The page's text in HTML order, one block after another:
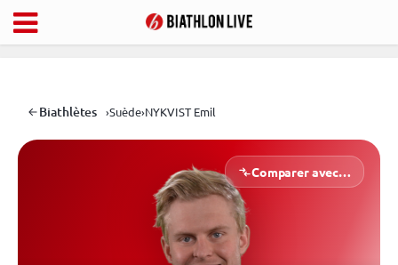
Biathlètes ›Suède›NYKVIST Emil
Comparer avec…